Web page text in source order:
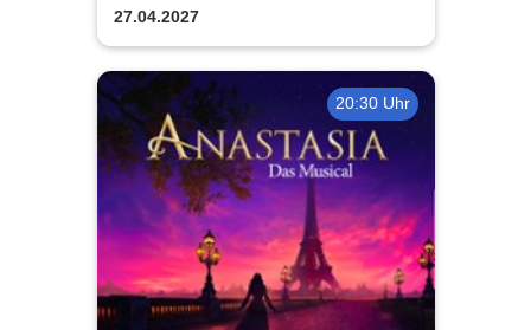
27.04.2027
20:30 Uhr